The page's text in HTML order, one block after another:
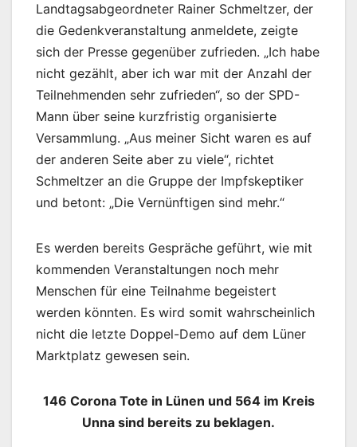
Landtagsabgeordneter Rainer Schmeltzer, der
die Gedenkveranstaltung anmeldete, zeigte
sich der Presse gegenüber zufrieden. „Ich habe
nicht gezählt, aber ich war mit der Anzahl der
Teilnehmenden sehr zufrieden“, so der SPD-
Mann über seine kurzfristig organisierte
Versammlung. „Aus meiner Sicht waren es auf
der anderen Seite aber zu viele“, richtet
Schmeltzer an die Gruppe der Impfskeptiker
und betont: „Die Vernünftigen sind mehr.“
Es werden bereits Gespräche geführt, wie mit
kommenden Veranstaltungen noch mehr
Menschen für eine Teilnahme begeistert
werden könnten. Es wird somit wahrscheinlich
nicht die letzte Doppel-Demo auf dem Lüner
Marktplatz gewesen sein.
146 Corona Tote in Lünen und 564 im Kreis
Unna sind bereits zu beklagen.